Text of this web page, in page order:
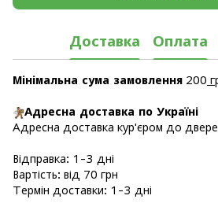
Доставка Оплата
Мінімальна сума замовлення 200
Адресна доставка по Україні
Адресна доставка кур'єром до
Відправка: 1-3 дні
Вартість: від 70 грн
Термін доставки: 1-3 дні